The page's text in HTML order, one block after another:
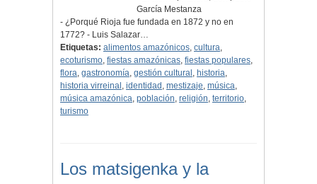
García Mestanza
- ¿Porqué Rioja fue fundada en 1872 y no en
1772? - Luis Salazar…
Etiquetas: alimentos amazónicos, cultura,
ecoturismo, fiestas amazónicas, fiestas populares,
flora, gastronomía, gestión cultural , historia,
historia virreinal , identidad , mestizaje, música,
música amazónica, población, religión, territorio,
turismo
Los matsigenka y la